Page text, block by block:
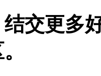
交更多